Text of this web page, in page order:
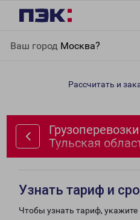
Ваш город Москва?
область
Рассчитать и
Тульская
Узнать тариф и
Чтобы узнать тариф, укажите